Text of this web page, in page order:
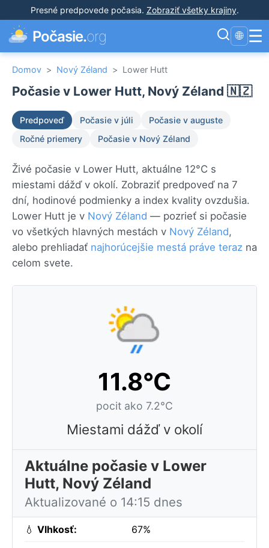
Presné predpovede počasia. Zobraziť všetky krajiny.
Počasie.org 🌐 ☰
Domov > Nový Zéland > Lower Hutt
Počasie v Lower Hutt, Nový Zéland 🇳🇿
Predpoveď Počasie v júli
Počasie v auguste
Ročné priemery
Počasie v Nový Zéland
Živé počasie v Lower Hutt, aktuálne 12°C s
miestami dážď v okolí. Zobraziť predpoveď na 7
dní, hodinové podmienky a index kvality ovzdušia.
Lower Hutt je v Nový Zéland — pozrieť si počasie
vo všetkých hlavných mestách v Nový Zéland,
alebo prehliadať najhorúcejšie mestá práve teraz na
celom svete.
11.8°C
pocit ako 7.2°C
Miestami dážď v okolí
Aktuálne počasie v Lower
Hutt, Nový Zéland
Aktualizované o 14:15 dnes
💧 Vlhkosť: 67%